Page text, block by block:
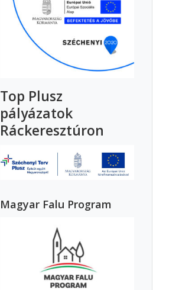
Top Plusz
pályázatok
Ráckeresztúron
Magyar Falu Program